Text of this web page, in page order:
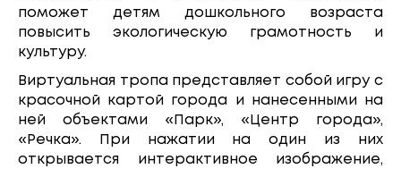
поможет детям дошкольного возраста
повысить экологическую грамотность и
культуру.
Виртуальная тропа представляет собой игру с
красочной картой города и нанесенными на
ней объектами «Парк», «Центр города»,
«Речка». При нажатии на один из них
открывается интерактивное изображение,